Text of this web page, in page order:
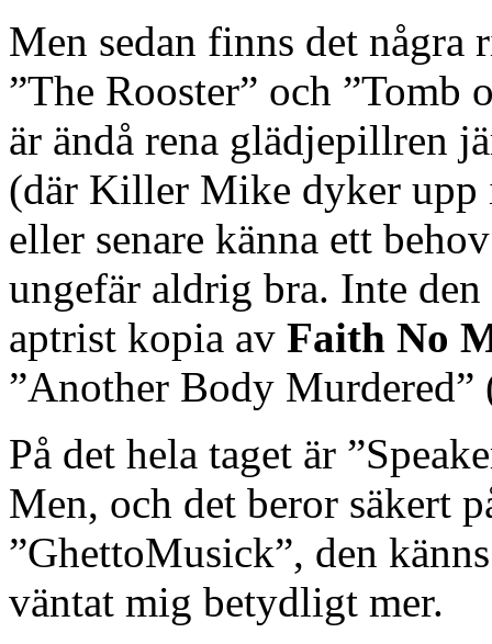
Men sedan finns det några
”The Rooster” och ”Tomb
är ändå rena glädjepillren
(där Killer Mike dyker upp
eller senare känna ett
ungefär aldrig bra. Inte
aptrist kopia av Faith No
”Another Body
På det hela taget är
Men, och det beror säkert
”GhettoMusick”, den
väntat mig betydligt mer.